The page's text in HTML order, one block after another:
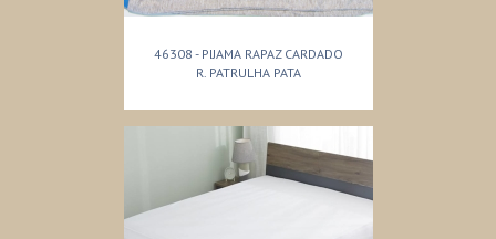
46308 - PIJAMA RAPAZ CARDADO
R. PATRULHA PATA